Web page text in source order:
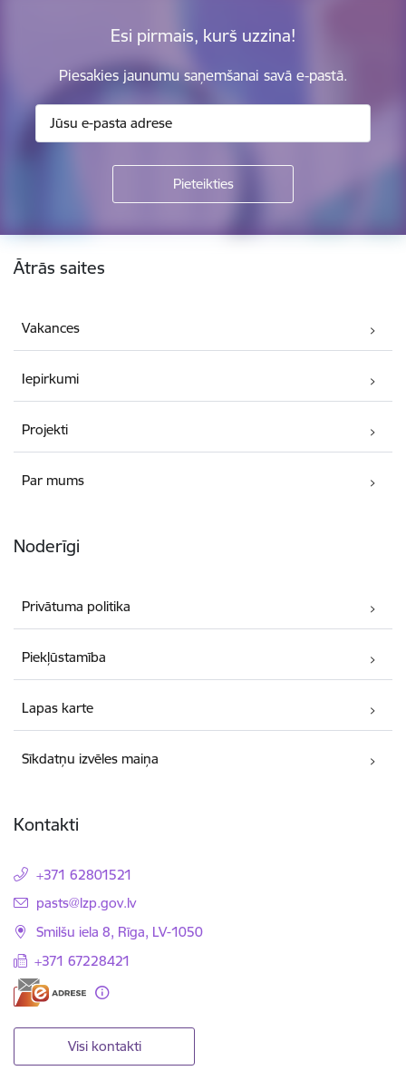
Esi pirmais, kurš uzzina!
Piesakies jaunumu saņemšanai savā e-pastā.
Kājene
Ātrās saites
Vakances
Iepirkumi
Projekti
Par mums
Noderīgi
Privātuma politika
Piekļūstamība
Lapas karte
Sīkdatņu izvēles maiņa
Kontakti
+371 62801521
E-pasts:
pasts@lzp.gov.lv
Smilšu iela 8, Rīga, LV-1050
+371 67228421
Visi kontakti